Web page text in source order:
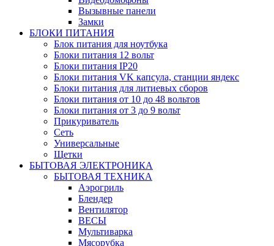
Вызывные панели
Замки
БЛОКИ ПИТАНИЯ
Блок питания для ноутбука
Блоки питания 12 вольт
Блоки питания IP20
Блоки питания VK капсула, станции яндекс
Блоки питания для литиевых сборов
Блоки питания от 10 до 48 вольтов
Блоки питания от 3 до 9 вольт
Прикуриватель
Сеть
Универсальные
Щетки
БЫТОВАЯ ЭЛЕКТРОНИКА
БЫТОВАЯ ТЕХНИКА
Аэрогриль
Блендер
Вентилятор
ВЕСЫ
Мультиварка
Мясорубка